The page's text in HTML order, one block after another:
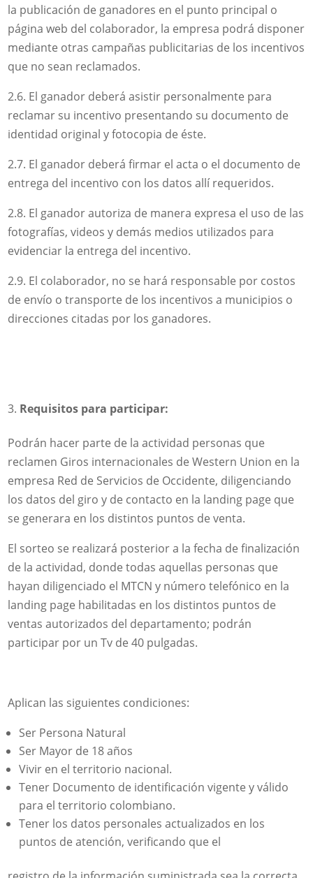
la publicación de ganadores en el punto principal o
página web del colaborador, la empresa podrá disponer
mediante otras campañas publicitarias de los incentivos
que no sean reclamados.
2.6. El ganador deberá asistir personalmente para
reclamar su incentivo presentando su documento de
identidad original y fotocopia de éste.
2.7. El ganador deberá firmar el acta o el documento de
entrega del incentivo con los datos allí requeridos.
2.8. El ganador autoriza de manera expresa el uso de las
fotografías, videos y demás medios utilizados para
evidenciar la entrega del incentivo.
2.9. El colaborador, no se hará responsable por costos
de envío o transporte de los incentivos a municipios o
direcciones citadas por los ganadores.
Requisitos para participar:
Podrán hacer parte de la actividad personas que
reclamen Giros internacionales de Western Union en la
empresa Red de Servicios de Occidente, diligenciando
los datos del giro y de contacto en la landing page que
se generara en los distintos puntos de venta.
El sorteo se realizará posterior a la fecha de finalización
de la actividad, donde todas aquellas personas que
hayan diligenciado el MTCN y número telefónico en la
landing page habilitadas en los distintos puntos de
ventas autorizados del departamento; podrán
participar por un Tv de 40 pulgadas.
Aplican las siguientes condiciones:
Ser Persona Natural
Ser Mayor de 18 años
Vivir en el territorio nacional.
Tener Documento de identificación vigente y válido
para el territorio colombiano.
Tener los datos personales actualizados en los
puntos de atención, verificando que el